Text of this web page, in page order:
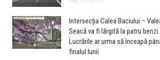
Intersecția Calea Baciului –
Seacă va fi lărgită la patru benzi.
Lucrările ar urma să înceapă
finalul lunii